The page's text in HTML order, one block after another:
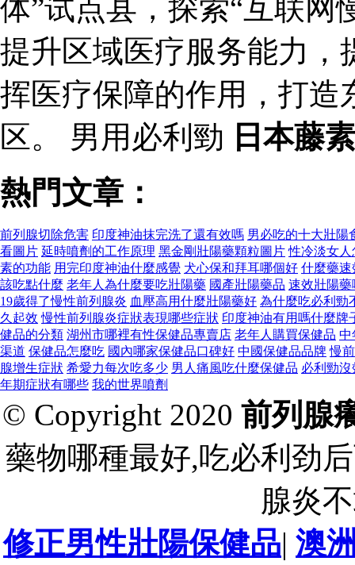
体”试点县，探索“互联网
提升区域医疗服务能力，
挥医疗保障的作用，打造
区。 男用必利勁 日本藤
熱門文章：
前列腺切除危害 印度神油抹完洗了還有效嗎 男必吃的十大壯陽
看圖片 延時噴劑的工作原理 黑金剛壯陽藥顆粒圖片 性冷淡女人
素的功能 用完印度神油什麼感覺 犬心保和拜耳哪個好 什麼藥速
該吃點什麼 老年人為什麼要吃壯陽藥 國產壯陽藥品 速效壯陽
19歲得了慢性前列腺炎 血壓高用什麼壯陽藥好 為什麼吃必利勁
久起效 慢性前列腺炎症狀表現哪些症狀 印度神油有用嗎什麼牌
健品的分類 湖州市哪裡有性保健品專賣店 老年人購買保健品 中
渠道 保健品怎麼吃 國內哪家保健品口碑好 中國保健品品牌 慢
腺增生症狀 希愛力每次吃多少 男人痛風吃什麼保健品 必利勁
年期症狀有哪些 我的世界噴劑
© Copyright 2020 前列腺
藥物哪種最好,吃必利劲
腺炎
修正男性壯陽保健品| 澳